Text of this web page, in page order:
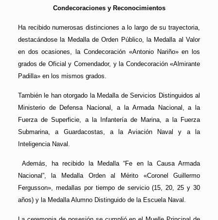
Condecoraciones y Reconocimientos
Ha recibido numerosas distinciones a lo largo de su trayectoria,
destacándose la Medalla de Orden Público, la Medalla al Valor
en dos ocasiones, la Condecoración «Antonio Nariño» en los
grados de Oficial y Comendador, y la Condecoración «Almirante
Padilla» en los mismos grados.
También le han otorgado la Medalla de Servicios Distinguidos al
Ministerio de Defensa Nacional, a la Armada Nacional, a la
Fuerza de Superficie, a la Infantería de Marina, a la Fuerza
Submarina, a Guardacostas, a la Aviación Naval y a la
Inteligencia Naval.
Además, ha recibido la Medalla “Fe en la Causa Armada
Nacional”, la Medalla Orden al Mérito «Coronel Guillermo
Fergusson», medallas por tiempo de servicio (15, 20, 25 y 30
años) y la Medalla Alumno Distinguido de la Escuela Naval.